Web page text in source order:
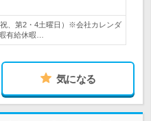
、第2・4土曜日）※会社カレンダ
有給休暇…
気になる